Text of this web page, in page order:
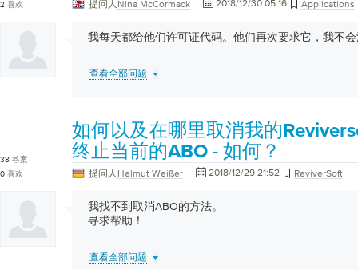
2 喜欢 提问人 Nina McCormack 2018/12/30 05:16 Applications
我每天都给他们许可证代码。他们再次要求它，我不
查看全部问题
38 答案
0 喜欢
如何以及在哪里取消我的
终止当前的ABO - 如何？
提问人 Helmut Weißer 2018/12/29 21:52 ReviverSoft
我找不到取消ABO的方法。
寻求帮助！
查看全部问题